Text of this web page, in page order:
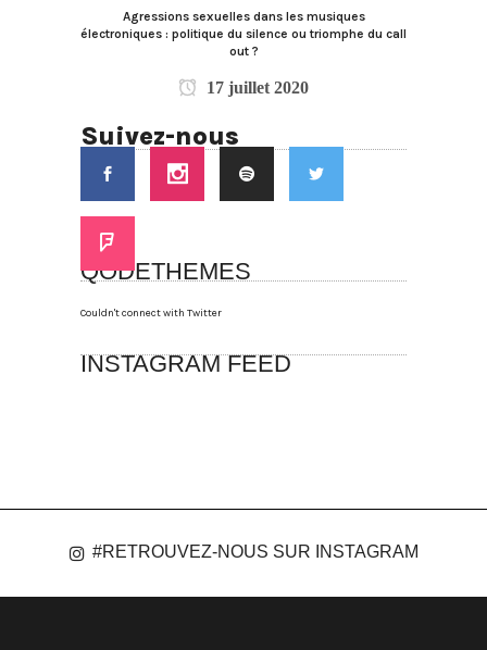
Agressions sexuelles dans les musiques
électroniques : politique du silence ou triomphe du call
out ?
17 juillet 2020
Suivez-nous
QODETHEMES
Couldn't connect with Twitter
INSTAGRAM FEED
#RETROUVEZ-NOUS SUR INSTAGRAM